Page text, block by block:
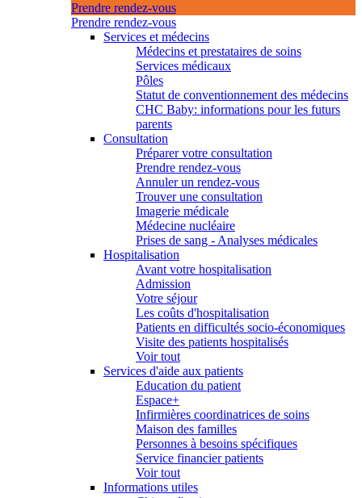
Prendre rendez-vous
Prendre rendez-vous
Services et médecins
Médecins et prestataires de soins
Services médicaux
Pôles
Statut de conventionnement des médecins
CHC Baby: informations pour les futurs
parents
Consultation
Préparer votre consultation
Prendre rendez-vous
Annuler un rendez-vous
Trouver une consultation
Imagerie médicale
Médecine nucléaire
Prises de sang - Analyses médicales
Hospitalisation
Avant votre hospitalisation
Admission
Votre séjour
Les coûts d'hospitalisation
Patients en difficultés socio-économiques
Visite des patients hospitalisés
Voir tout
Services d'aide aux patients
Education du patient
Espace+
Infirmières coordinatrices de soins
Maison des familles
Personnes à besoins spécifiques
Service financier patients
Voir tout
Informations utiles